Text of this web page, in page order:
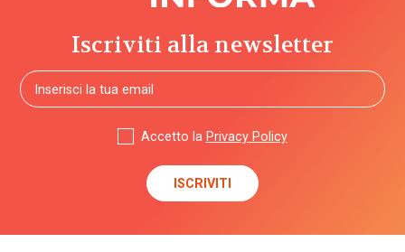
Iscriviti alla newsletter
Accetto la Privacy Policy